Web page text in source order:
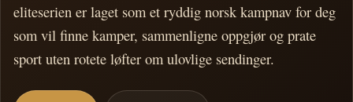
eliteserien er laget som et ryddig norsk kampnav for deg
som vil finne kamper, sammenligne oppgjør og prate
sport uten rotete løfter om ulovlige sendinger.